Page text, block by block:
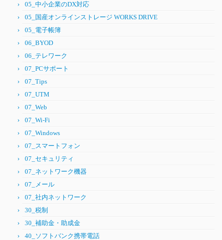
05_中小企業のDX対応
05_国産オンラインストレージ WORKS DRIVE
05_電子帳簿
06_BYOD
06_テレワーク
07_PCサポート
07_Tips
07_UTM
07_Web
07_Wi-Fi
07_Windows
07_スマートフォン
07_セキュリティ
07_ネットワーク機器
07_メール
07_社内ネットワーク
30_税制
30_補助金・助成金
40_ソフトバンク携帯電話